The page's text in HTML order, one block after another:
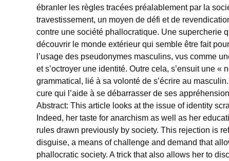
ébranler les règles tracées préalablement par la
travestissement, un moyen de défi et de
contre une société phallocratique. Une supercherie
découvrir le monde extérieur qui semble être fait
l’usage des pseudonymes masculins, vus comme
et s’octroyer une identité. Outre cela, s’ensuit une «
grammatical, lié à sa volonté de s’écrire au
cure qui l’aide à se débarrasser de ses
Abstract: This article looks at the issue of identity
Indeed, her taste for anarchism as well as her
rules drawn previously by society. This rejection is
disguise, a means of challenge and demand that
phallocratic society. A trick that also allows her to